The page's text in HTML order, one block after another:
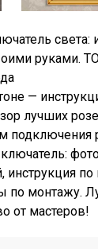
света:
руками.
—
лучших
подключения
по
по монтажу.
от мастеров!